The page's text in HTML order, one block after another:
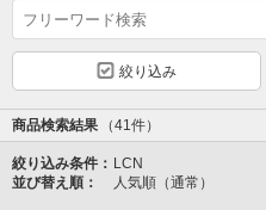
絞り込み
商品検索結果 （41件）
絞り込み条件： LCN
並び替え順：
人気順（通常）